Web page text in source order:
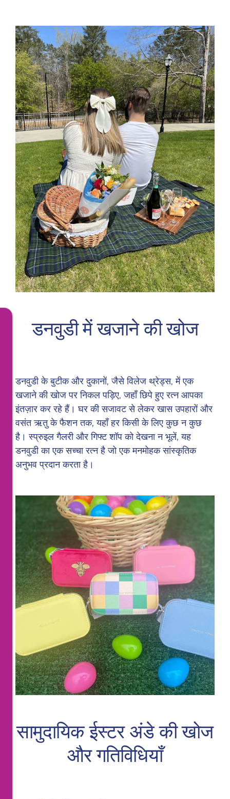
डनवुडी में खजाने की खोज
डनवुडी के बुटीक और दुकानों, जैसे विलेज थ्रेड्स, में एक
खजाने की खोज पर निकल पड़िए, जहाँ छिपे हुए रत्न आपका
इंतज़ार कर रहे हैं। घर की सजावट से लेकर खास उपहारों और
वसंत ऋतु के फैशन तक, यहाँ हर किसी के लिए कुछ न कुछ
है। स्प्रुइल गैलरी और गिफ्ट शॉप को देखना न भूलें, यह
डनवुडी का एक सच्चा रत्न है जो एक मनमोहक सांस्कृतिक
अनुभव प्रदान करता है।
सामुदायिक ईस्टर अंडे की खोज
और गतिविधियाँ